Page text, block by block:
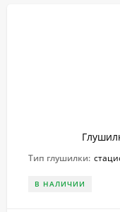
Тип глушилки:
В НАЛИЧИИ